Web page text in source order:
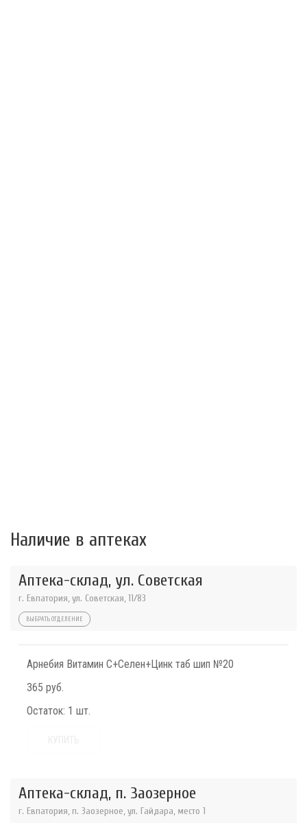
Наличие в аптеках
Аптека-склад, ул. Советская
г. Евпатория, ул. Советская, 11/83
ВЫБРАТЬ ОТДЕЛЕНИЕ
Арнебия Витамин С+Селен+Цинк таб шип №20
365 руб.
Остаток: 1 шт.
Аптека-склад, п. Заозерное
г. Евпатория, п. Заозерное, ул. Гайдара, место 1